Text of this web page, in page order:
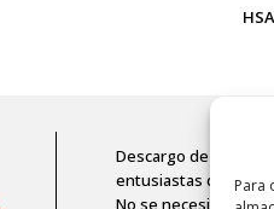
Para
Descargo de
entusiastas del
No se necesita